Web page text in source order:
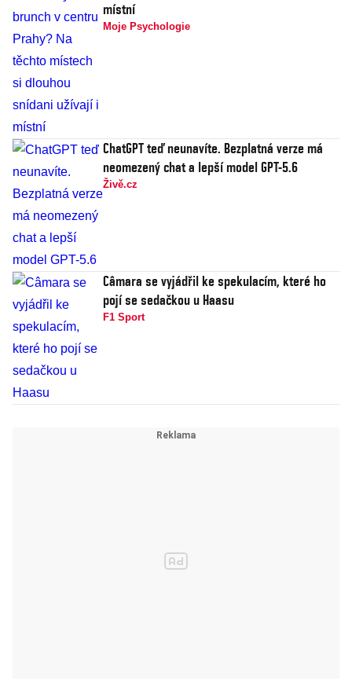
místní
Moje Psychologie
ChatGPT teď neunavíte. Bezplatná verze má
neomezený chat a lepší model GPT-5.6
Živě.cz
Câmara se vyjádřil ke spekulacím, které ho
pojí se sedačkou u Haasu
F1 Sport